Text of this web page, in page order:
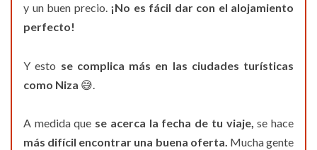
y un buen precio. ¡No es fácil dar con el alojamiento
perfecto!
Y esto se complica más en las ciudades turísticas
como Niza 😅.
A medida que se acerca la fecha de tu viaje, se hace
más difícil encontrar una buena oferta. Mucha gente